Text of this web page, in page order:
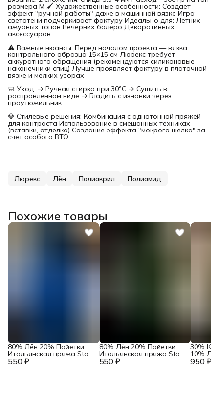
размера M 🖌️ Художественные особенности: Создает
эффект "ручной работы" даже в машинной вязке Игра
светотени подчеркивает фактуру Идеально для: Летних
ажурных топов Вечерних болеро Декоративных
аксессуаров
⚠️ Важные нюансы: Перед началом проекта — вязка
контрольного образца 15×15 см Люрекс требует
аккуратного обращения (рекомендуются силиконовые
наконечники спиц) Лучше проявляет фактуру в платочной
вязке и мелких узорах
🧼 Уход: → Ручная стирка при 30°C → Сушить в
расправленном виде → Гладить с изнанки через
проутюжильник
💎 Стилевые решения: Комбинация с однотонной пряжей
для контраста Использование в смешанных техниках
(вставки, отделка) Создание эффекта "мокрого шелка" за
счет особого ВТО
Люрекс Лён Полиакрил Полиамид
Похожие товары
550 ₽
80% Лён 20% Пайетки
Итальянская пряжа Stock
Yarn Art. Linetta 550 ₽
80% Лён 20% Пайетки
Итальянская пряжа Stock
Yarn Art. Linetta Еловый 950 ₽
30%
10%
пряжа